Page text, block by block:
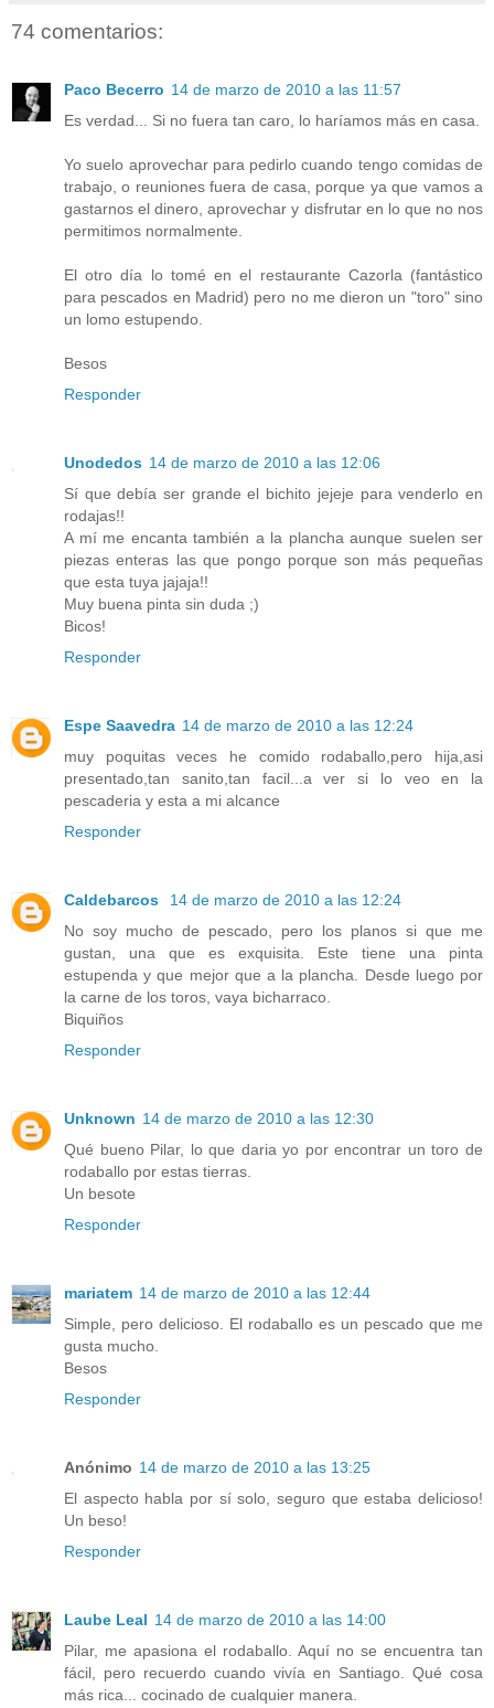
74 comentarios:
Paco Becerro 14 de marzo de 2010 a las 11:57
Es verdad... Si no fuera tan caro, lo haríamos más en casa.
Yo suelo aprovechar para pedirlo cuando tengo comidas de
trabajo, o reuniones fuera de casa, porque ya que vamos a
gastarnos el dinero, aprovechar y disfrutar en lo que no nos
permitimos normalmente.
El otro día lo tomé en el restaurante Cazorla (fantástico
para pescados en Madrid) pero no me dieron un "toro" sino
un lomo estupendo.
Besos
Responder
Unodedos 14 de marzo de 2010 a las 12:06
Sí que debía ser grande el bichito jejeje para venderlo en
rodajas!!
A mí me encanta también a la plancha aunque suelen ser
piezas enteras las que pongo porque son más pequeñas
que esta tuya jajaja!!
Muy buena pinta sin duda ;)
Bicos!
Responder
Espe Saavedra 14 de marzo de 2010 a las 12:24
muy poquitas veces he comido rodaballo,pero hija,asi
presentado,tan sanito,tan facil...a ver si lo veo en la
pescaderia y esta a mi alcance
Responder
Caldebarcos
14 de marzo de 2010 a las 12:24
No soy mucho de pescado, pero los planos si que me
gustan, una que es exquisita. Este tiene una pinta
estupenda y que mejor que a la plancha. Desde luego por
la carne de los toros, vaya bicharraco.
Biquiños
Responder
Unknown 14 de marzo de 2010 a las 12:30
Qué bueno Pilar, lo que daria yo por encontrar un toro de
rodaballo por estas tierras.
Un besote
Responder
mariatem 14 de marzo de 2010 a las 12:44
Simple, pero delicioso. El rodaballo es un pescado que me
gusta mucho.
Besos
Responder
Anónimo 14 de marzo de 2010 a las 13:25
El aspecto habla por sí solo, seguro que estaba delicioso!
Un beso!
Responder
Laube Leal 14 de marzo de 2010 a las 14:00
Pilar, me apasiona el rodaballo. Aquí no se encuentra tan
fácil, pero recuerdo cuando vivía en Santiago. Qué cosa
más rica... cocinado de cualquier manera.